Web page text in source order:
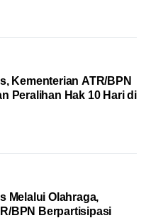
Kementerian ATR/BPN
Peralihan Hak 10 Hari di
Melalui Olahraga,
BPN Berpartisipasi